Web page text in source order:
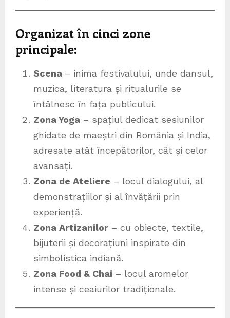
Organizat în cinci zone
principale:
Scena – inima festivalului, unde dansul,
muzica, literatura și ritualurile se
întâlnesc în fața publicului.
Zona Yoga – spațiul dedicat sesiunilor
ghidate de maeștri din România și India,
adresate atât începătorilor, cât și celor
avansați.
Zona de Ateliere – locul dialogului, al
demonstrațiilor și al învățării prin
experiență.
Zona Artizanilor – cu obiecte, textile,
bijuterii și decorațiuni inspirate din
simbolistica indiană.
Zona Food & Chai – locul aromelor
intense și ceaiurilor tradiționale.